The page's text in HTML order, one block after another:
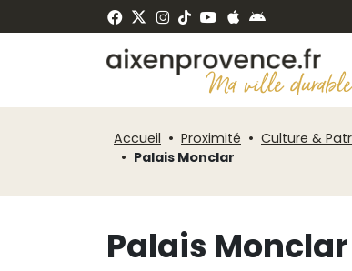
Accueil Proximité Culture &
Palais Monclar
Palais Monclar
de
Panneau de gestion des cookies